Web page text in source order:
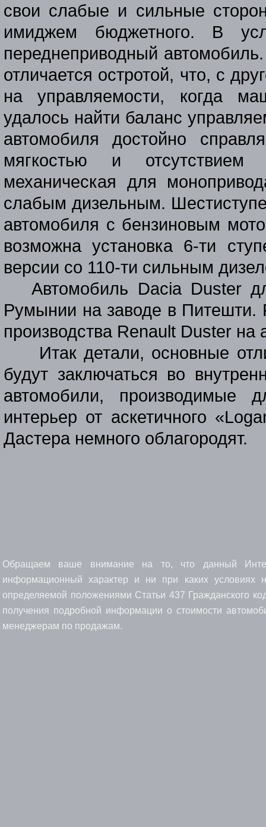
свои слабые и сильные
имиджем бюджетного. В
переднеприводный
отличается остротой, что, с
на управляемости, когда
удалось найти баланс
автомобиля достойно
мягкостью и отсутствием
механическая для
слабым дизельным.
автомобиля с бензиновым
возможна установка 6-ти
версии со 110-ти сильным
Автомобиль Dacia Duster
Румынии на заводе в Питешти.
производства Renault Duster
Итак детали, основные
будут заключаться во
автомобили, производимые
интерьер от аскетичного
Дастера немного облагородят.
Обращаем ваше внимание на то, что данный
информационный характер и ни при каких условиях
определяемой положениями Статьи 437 Гражданского
получения подробной информации о стоимости
менеджерам по продажам.